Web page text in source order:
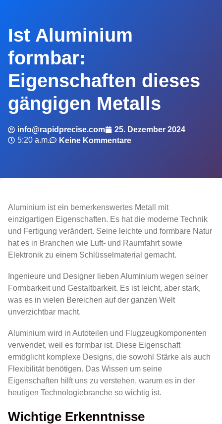
Ist Aluminium
formbar:
Eigenschaften dieses
gängigen Metalls
info@rapidprecise.com
25. Dezember 2024
5:20 a.m.
Keine Kommentare
Aluminium ist ein bemerkenswertes Metall mit
einzigartigen Eigenschaften. Es hat die moderne Technik
und Fertigung verändert. Seine leichte und formbare Natur
hat es in Branchen wie Luft- und Raumfahrt sowie
Elektronik zu einem Schlüsselmaterial gemacht.
Ingenieure und Designer lieben Aluminium wegen seiner
Formbarkeit und Gestaltbarkeit. Es ist leicht, aber stark,
was es in vielen Bereichen auf der ganzen Welt
unverzichtbar macht.
Aluminium wird in Autoteilen und Flugzeugkomponenten
verwendet, weil es formbar ist. Diese Eigenschaft
ermöglicht komplexe Designs, die sowohl Stärke als auch
Flexibilität benötigen. Das Wissen um seine
Eigenschaften hilft uns zu verstehen, warum es in der
heutigen Technologiebranche so wichtig ist.
Wichtige Erkenntnisse